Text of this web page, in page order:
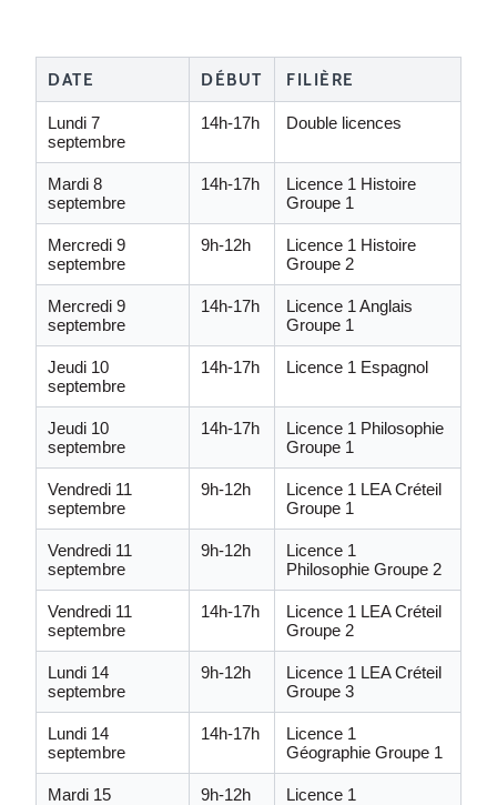
DATE DÉBUT FILIÈRE
Lundi 7
septembre
14h-17h Double licences
Mardi 8
septembre
14h-17h
Licence 1 Histoire
Groupe 1
Mercredi 9
septembre
9h-12h
Licence 1 Histoire
Groupe 2
Mercredi 9
septembre
14h-17h
Licence 1 Anglais
Groupe 1
Jeudi 10
septembre
14h-17h Licence 1 Espagnol
Jeudi 10
septembre
14h-17h
Licence 1 Philosophie
Groupe 1
Vendredi 11
septembre
9h-12h
Licence 1 LEA Créteil
Groupe 1
Vendredi 11
septembre
9h-12h
Licence 1
Philosophie Groupe 2
Vendredi 11
septembre
14h-17h
Licence 1 LEA Créteil
Groupe 2
Lundi 14
septembre
9h-12h
Licence 1 LEA Créteil
Groupe 3
Lundi 14
septembre
14h-17h
Licence 1
Géographie Groupe 1
Mardi 15
9h-12h
Licence 1